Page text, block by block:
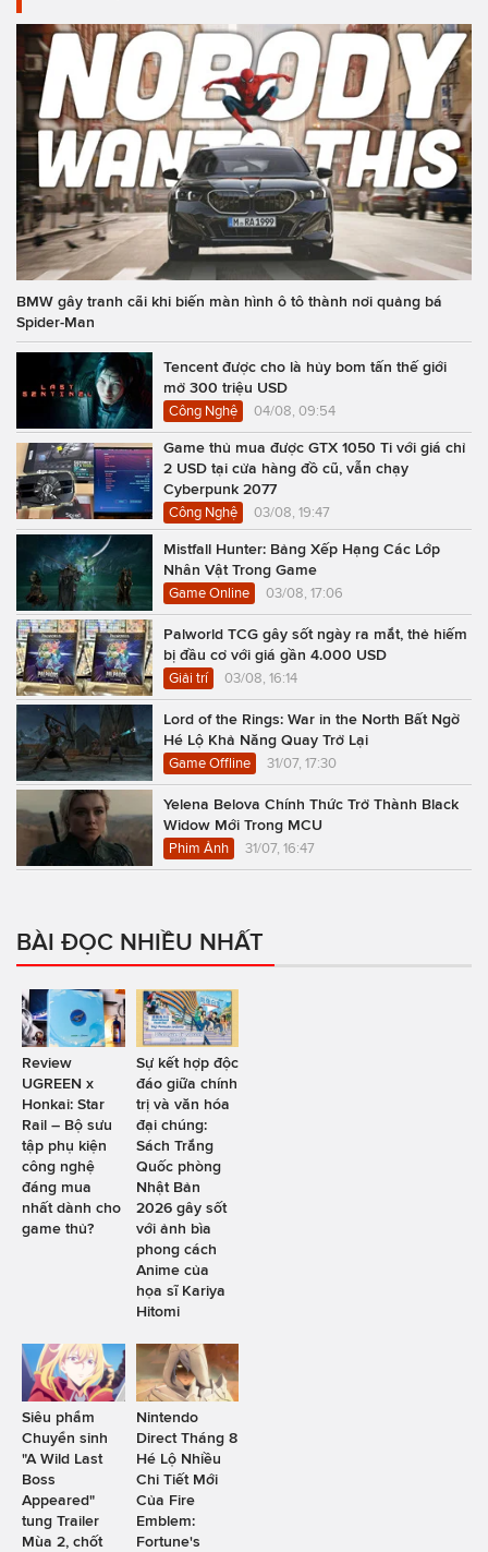
BMW gây tranh cãi khi biến màn hình ô tô thành nơi quảng bá
Spider-Man
Tencent được cho là hủy bom tấn thế giới
mở 300 triệu USD
Công Nghệ 04/08, 09:54
Game thủ mua được GTX 1050 Ti với giá chỉ
2 USD tại cửa hàng đồ cũ, vẫn chạy
Cyberpunk 2077
Công Nghệ 03/08, 19:47
Mistfall Hunter: Bảng Xếp Hạng Các Lớp
Nhân Vật Trong Game
Game Online 03/08, 17:06
Palworld TCG gây sốt ngày ra mắt, thẻ hiếm
bị đầu cơ với giá gần 4.000 USD
Giải trí 03/08, 16:14
Lord of the Rings: War in the North Bất Ngờ
Hé Lộ Khả Năng Quay Trở Lại
Game Offline 31/07, 17:30
Yelena Belova Chính Thức Trở Thành Black
Widow Mới Trong MCU
Phim Ảnh 31/07, 16:47
BÀI ĐỌC NHIỀU NHẤT
Review
UGREEN x
Honkai: Star
Rail – Bộ sưu
tập phụ kiện
công nghệ
đáng mua
nhất dành cho
game thủ?
Sự kết hợp độc
đáo giữa chính
trị và văn hóa
đại chúng:
Sách Trắng
Quốc phòng
Nhật Bản
2026 gây sốt
với ảnh bìa
phong cách
Anime của
họa sĩ Kariya
Hitomi
Siêu phẩm
Chuyển sinh
"A Wild Last
Boss
Appeared"
tung Trailer
Mùa 2, chốt
Nintendo
Direct Tháng 8
Hé Lộ Nhiều
Chi Tiết Mới
Của Fire
Emblem:
Fortune's